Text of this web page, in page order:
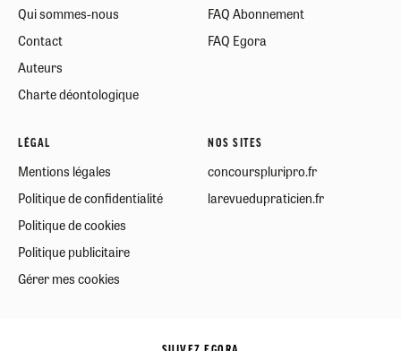
Qui sommes-nous
Contact
Auteurs
Charte déontologique
FAQ Abonnement
FAQ Egora
LÉGAL
Mentions légales
Politique de confidentialité
Politique de cookies
Politique publicitaire
Gérer mes cookies
NOS SITES
concourspluripro.fr
larevuedupraticien.fr